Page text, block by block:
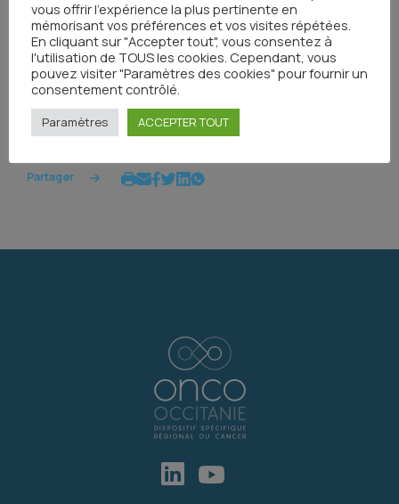
automatiquement ensuite.
Partager
vous offrir l'expérience la plus pertinente en
mémorisant vos préférences et vos visites répétées.
En cliquant sur "Accepter tout", vous consentez à
l'utilisation de TOUS les cookies. Cependant, vous
pouvez visiter "Paramètres des cookies" pour fournir un
consentement contrôlé.
Paramètres ACCEPTER TOUT